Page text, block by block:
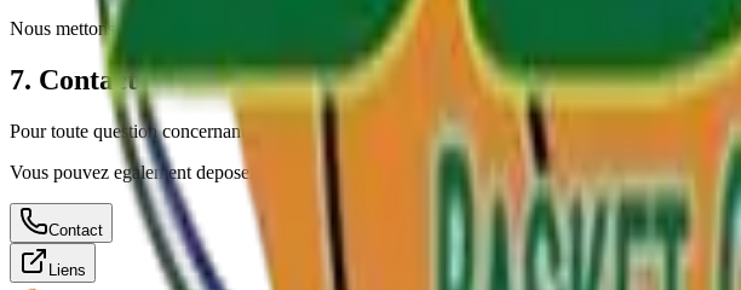
Nous mettons en oeuvre des mesures techniques et organisationnelles appropriees pour
7. Contact
Pour toute question concernant cette politique de confidentialite, contactez-nous a
Vous pouvez egalement deposer une reclamation aupres de la CNIL : www.cnil.fr
Contact
Liens